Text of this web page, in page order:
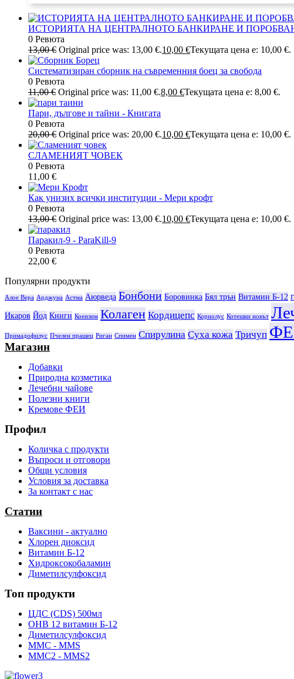
ИСТОРИЯТА НА ЦЕНТРАЛНОТО БАНКИРАНЕ И
0 Ревюта
13,00€ Original price was: 13,00 €.10,00 €Текущата цена е: 10,00 €.
Систематизиран сборник на съвременния боец за свобода
0 Ревюта
11,00€ Original price was: 11,00 €.8,00 €Текущата цена е: 8,00 €.
Пари, дългове и тайни - Книгата
0 Ревюта
20,00€ Original price was: 20,00 €.10,00 €Текущата цена е: 10,00 €.
СЛАМЕНИЯТ ЧОВЕК
0 Ревюта
11,00 €
Как унизих всички институции - Мери крофт
0 Ревюта
13,00€ Original price was: 13,00 €.10,00 €Текущата цена е: 10,00 €.
Паракил-9 - ParaKill-9
0 Ревюта
22,00 €
Популярни продукти
Алое Вера Арджуна Астма Аюрведа Бонбони Боровинка Бял трън Витамин Б-12
Икаров Йод Книги Коензим Колаген Кордицепс Кориолус Котешки нокът
Примадофилус Пчелен прашец Риган Спимен Спирулина Суха кожа Тричуп
Магазин
Добавки
Природна козметика
Лечебни чайове
Полезни книги
Кремове ФЕИ
Профил
Количка с продукти
Въпроси и отговори
Общи условия
Условия за доставка
За контакт с нас
Статии
Ваксини - актуално
Хлорен диоксид
Витамин Б-12
Хидроксокобаламин
Диметилсулфоксид
Топ продукти
ЦДС (CDS) 500мл
OHB 12 витамин Б-12
Диметилсулфоксид
ММС - MMS
ММС2 - MMS2